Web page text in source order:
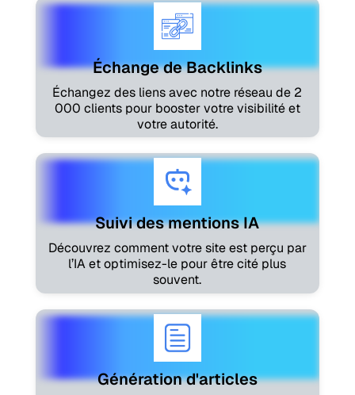
Échange de Backlinks
Échangez des liens avec notre réseau de 2
000 clients pour booster votre visibilité et
votre autorité.
Suivi des mentions IA
Découvrez comment votre site est perçu par
l’IA et optimisez-le pour être cité plus
souvent.
Génération d'articles